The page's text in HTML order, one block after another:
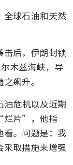
全球石油和天然
击后，伊朗封锁
木兹海峡，导
飙升。
危机以及近期
烂片”，他指
。问题是：我
采取措施来增强